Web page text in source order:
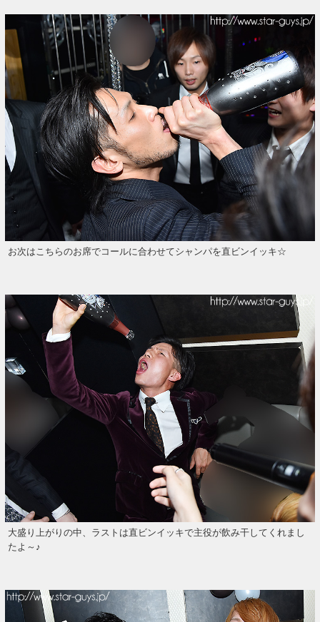
お次はこちらのお席でコールに合わせてシャンパを直ビンイッキ☆
大盛り上がりの中、ラストは直ビンイッキで主役が飲み干してくれまし
たよ～♪